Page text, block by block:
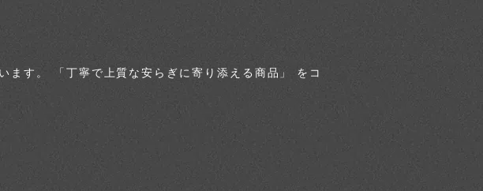
ます。 「丁寧で上質な安らぎに寄り添える商品」 をコ